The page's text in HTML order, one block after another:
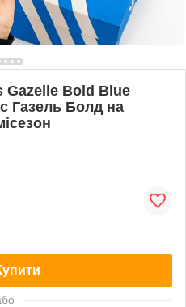
Gazelle Bold Blue
Газель Болд на